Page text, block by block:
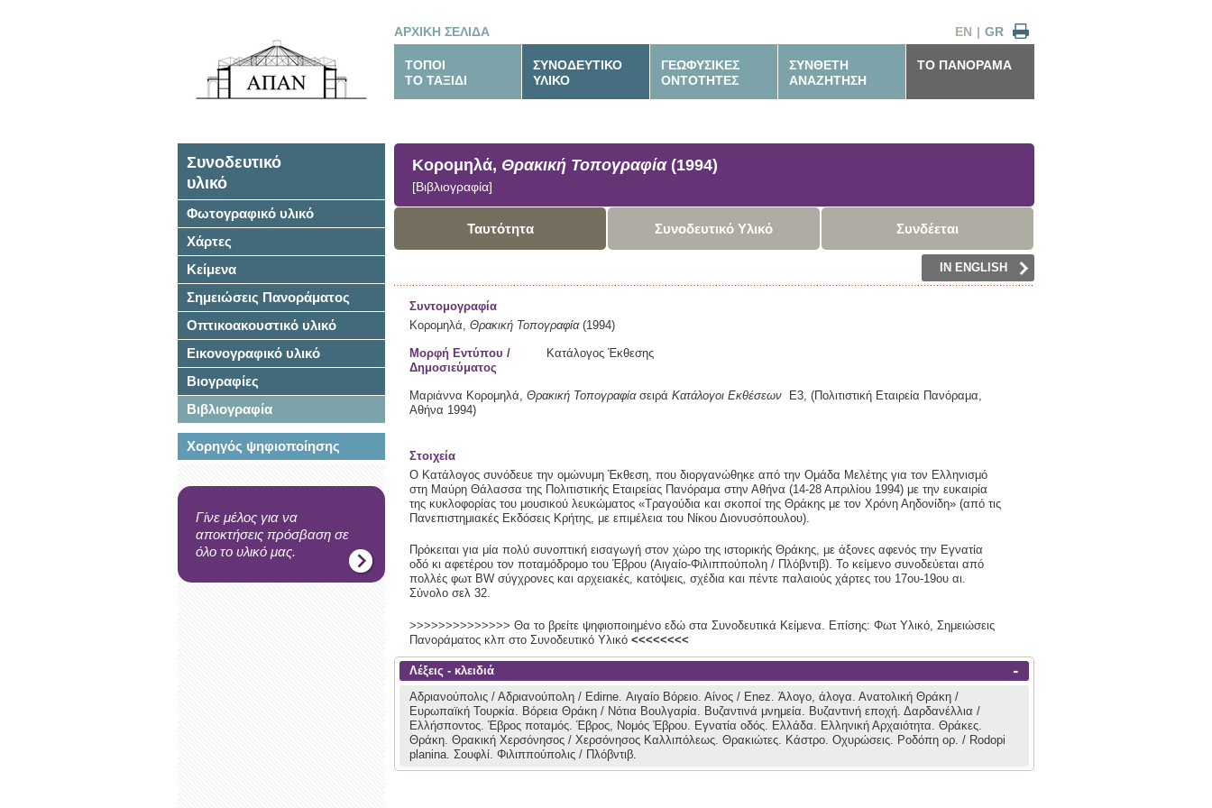
ΑΡΧΙΚΗ ΣΕΛΙΔΑ GR
|
EN
ΤΟΠΟΙ
ΤΟ ΤΑΞΙΔΙ
ΣΥΝΟΔΕΥΤΙΚΟ
ΥΛΙΚΟ
ΓΕΩΦΥΣΙΚΕΣ
ΟΝΤΟΤΗΤΕΣ
ΣΥΝΘΕΤΗ
ΑΝΑΖΗΤΗΣΗ
ΤΟ ΠΑΝΟΡΑΜΑ
Συνοδευτικό
υλικό
Φωτογραφικό υλικό
Χάρτες
Κείμενα
Σημειώσεις Πανοράματος
Οπτικοακουστικό υλικό
Εικονογραφικό υλικό
Βιογραφίες
Βιβλιογραφία
Χορηγός ψηφιοποίησης
Γίνε μέλος για να
αποκτήσεις πρόσβαση σε
όλο το υλικό μας.
Κορομηλά, Θρακική Τοπογραφία(1994)
[Βιβλιογραφία]
Ταυτότητα Συνοδευτικό Υλικό Συνδέεται
IN ENGLISH
Συντομογραφία
Κορομηλά, Θρακική Τοπογραφία(1994)
Μορφή Εντύπου /
Δημοσιεύματος
Κατάλογος Έκθεσης
Μαριάννα Κορομηλά, Θρακική Τοπογραφία σειρά Κατάλογοι Εκθέσεων Ε3, (Πολιτιστική Εταιρεία Πανόραμα,
Αθήνα 1994)
Στοιχεία
Ο Κατάλογος συνόδευε την ομώνυμη Έκθεση, που διοργανώθηκε από την Ομάδα Μελέτης για τον Ελληνισμό
στη Μαύρη Θάλασσα της Πολιτιστικής Εταιρείας Πανόραμα στην Αθήνα (14-28 Απριλίου 1994) με την ευκαιρία
της κυκλοφορίας του μουσικού λευκώματος «Τραγούδια και σκοποί της Θράκης με τον Χρόνη Αηδονίδη» (από τις
Πανεπιστημιακές Εκδόσεις Κρήτης, με επιμέλεια του Νίκου Διονυσόπουλου).
Πρόκειται για μία πολύ συνοπτική εισαγωγή στον χώρο της ιστορικής Θράκης, με άξονες αφενός την Εγνατία
οδό κι αφετέρου τον ποταμόδρομο του Έβρου (Αιγαίο-Φιλιππούπολη / Πλόβντιβ). Το κείμενο συνοδεύεται από
πολλές φωτ BW σύγχρονες και αρχειακές, κατόψεις, σχέδια και πέντε παλαιούς χάρτες του 17ου-19ου αι.
Σύνολο σελ 32.
>>>>>>>>>>>>>> Θα το βρείτε ψηφιοποιημένο εδώ στα Συνοδευτικά Κείμενα. Επίσης: Φωτ Υλικό, Σημειώσεις
Πανοράματος κλπ στο Συνοδευτικό Υλικό <<<<<<<<
Λέξεις - κλειδιά -
Αδριανούπολις / Αδριανούπολη / Edirne. Αιγαίο Βόρειο. Αίνος / Enez. Άλογο, άλογα. Ανατολική Θράκη /
Ευρωπαϊκή Τουρκία. Βόρεια Θράκη / Νότια Βουλγαρία. Βυζαντινά μνημεία. Βυζαντινή εποχή. Δαρδανέλλια /
Ελλήσποντος. Έβρος ποταμός. Έβρος, Νομός Έβρου. Εγνατία οδός. Ελλάδα. Ελληνική Αρχαιότητα. Θράκες.
Θράκη. Θρακική Χερσόνησος / Χερσόνησος Καλλιπόλεως. Θρακιώτες. Κάστρο. Οχυρώσεις. Ροδόπη ορ. / Rodopi
planina. Σουφλί. Φιλιππούπολις / Πλόβντιβ.